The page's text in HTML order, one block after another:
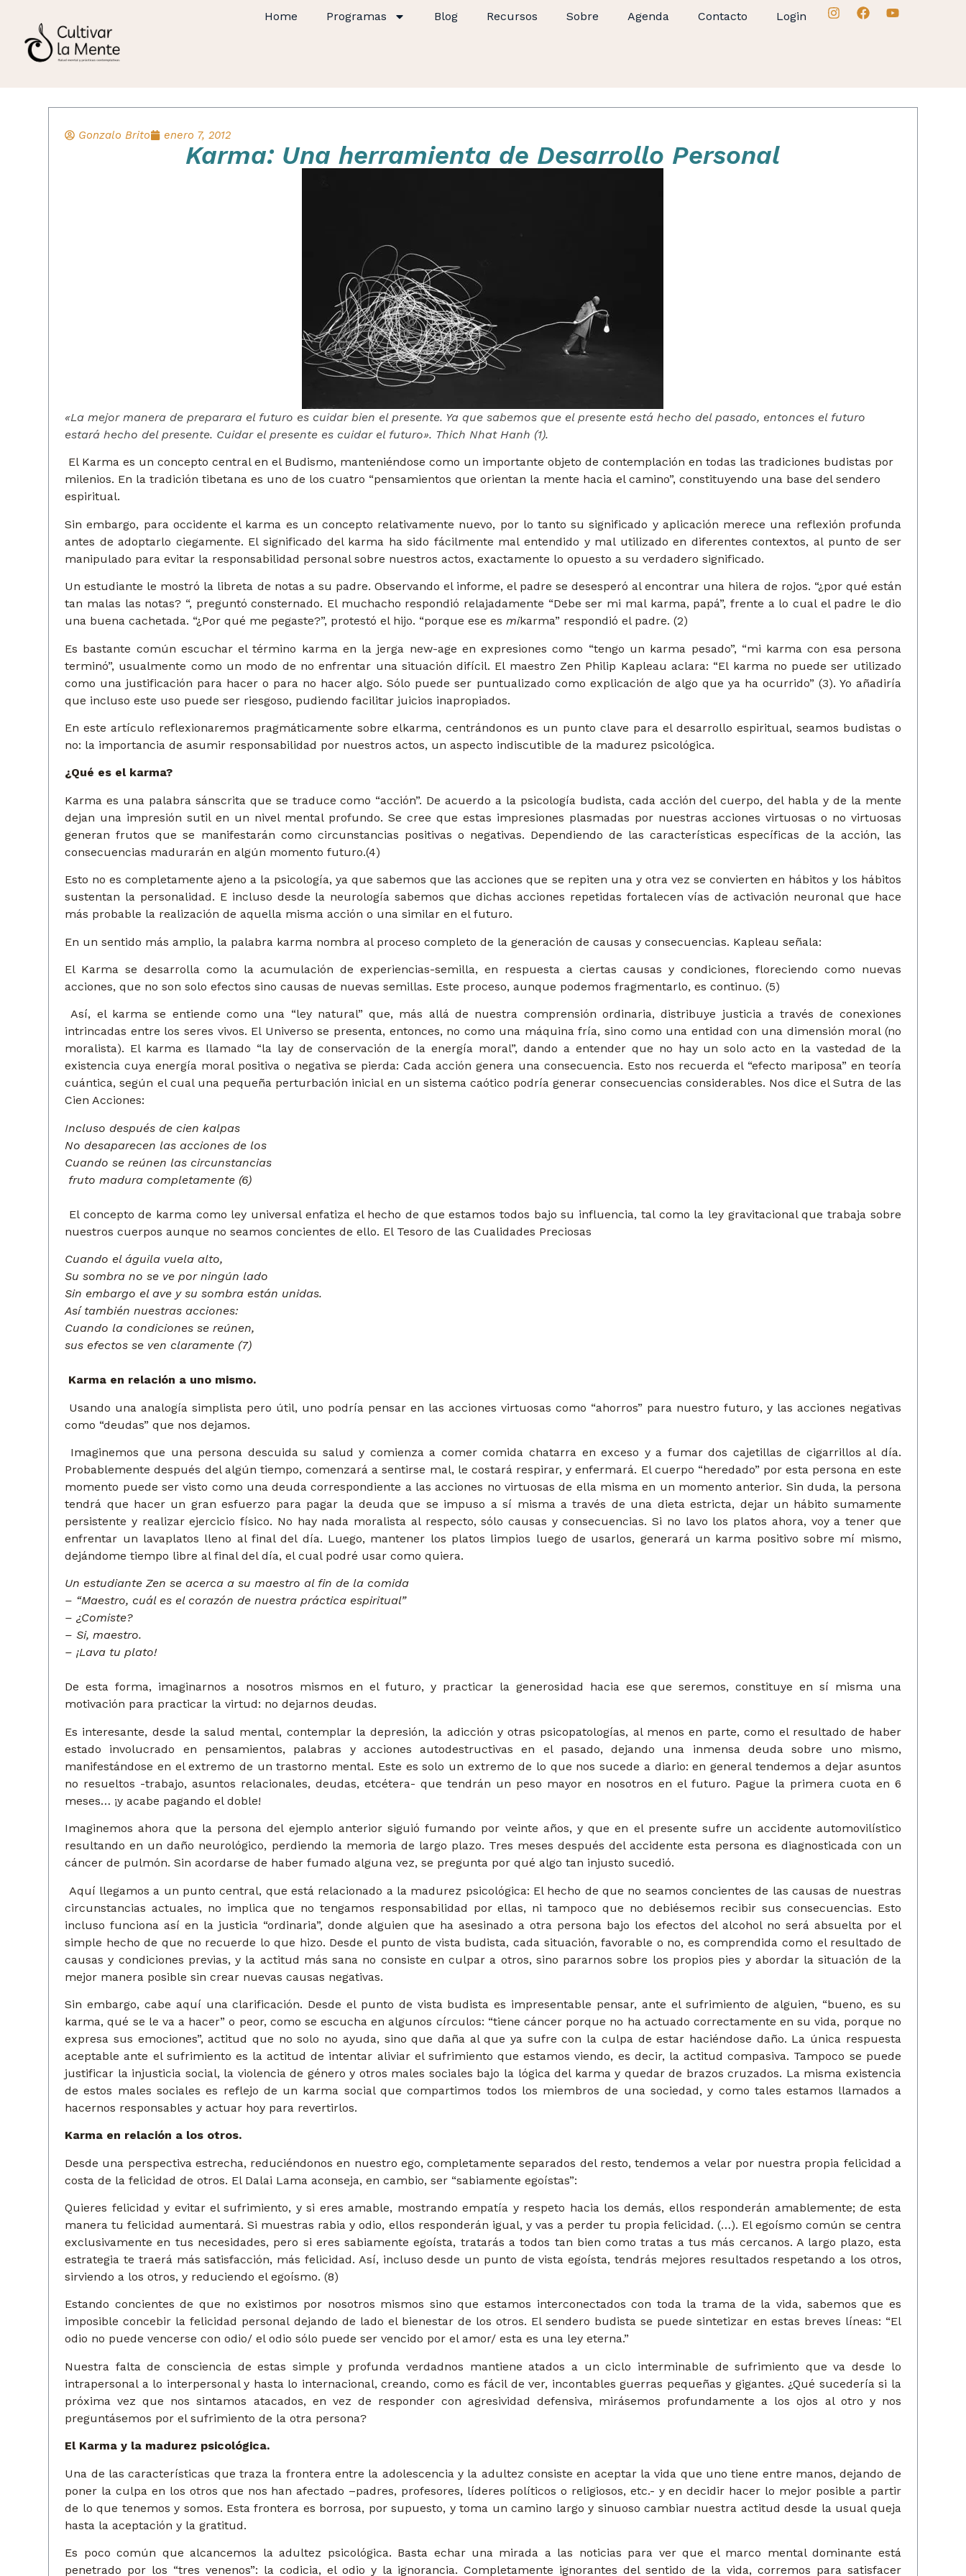
Home Programas Blog Recursos Sobre Agenda Contacto Login
Gonzalo Brito enero 7, 2012
Karma: Una herramienta de Desarrollo Personal
«La mejor manera de preparara el futuro es cuidar bien el presente. Ya que sabemos que el presente está hecho del pasado, entonces el futuro
estará hecho del presente. Cuidar el presente es cuidar el futuro». Thich Nhat Hanh (1).
El Karma es un concepto central en el Budismo, manteniéndose como un importante objeto de contemplación en todas las tradiciones budistas por
milenios. En la tradición tibetana es uno de los cuatro “pensamientos que orientan la mente hacia el camino”, constituyendo una base del sendero
espiritual.
Sin embargo, para occidente el karma es un concepto relativamente nuevo, por lo tanto su significado y aplicación merece una reflexión profunda
antes de adoptarlo ciegamente. El significado del karma ha sido fácilmente mal entendido y mal utilizado en diferentes contextos, al punto de ser
manipulado para evitar la responsabilidad personal sobre nuestros actos, exactamente lo opuesto a su verdadero significado.
Un estudiante le mostró la libreta de notas a su padre. Observando el informe, el padre se desesperó al encontrar una hilera de rojos. “¿por qué están
tan malas las notas? “, preguntó consternado. El muchacho respondió relajadamente “Debe ser mi mal karma, papá”, frente a lo cual el padre le dio
una buena cachetada. “¿Por qué me pegaste?”, protestó el hijo. “porque ese esmikarma” respondió el padre. (2)
Es bastante común escuchar el término karma en la jerga new-age en expresiones como “tengo un karma pesado”, “mi karma con esa persona
terminó”, usualmente como un modo de no enfrentar una situación difícil. El maestro Zen Philip Kapleau aclara: “El karma no puede ser utilizado
como una justificación para hacer o para no hacer algo. Sólo puede ser puntualizado como explicación de algo que ya ha ocurrido” (3). Yo añadiría
que incluso este uso puede ser riesgoso, pudiendo facilitar juicios inapropiados.
En este artículo reflexionaremos pragmáticamente sobre elkarma, centrándonos es un punto clave para el desarrollo espiritual, seamos budistas o
no: la importancia de asumir responsabilidad por nuestros actos, un aspecto indiscutible de la madurez psicológica.
¿Qué es el karma?
Karma es una palabra sánscrita que se traduce como “acción”. De acuerdo a la psicología budista, cada acción del cuerpo, del habla y de la mente
dejan una impresión sutil en un nivel mental profundo. Se cree que estas impresiones plasmadas por nuestras acciones virtuosas o no virtuosas
generan frutos que se manifestarán como circunstancias positivas o negativas. Dependiendo de las características específicas de la acción, las
consecuencias madurarán en algún momento futuro.(4)
Esto no es completamente ajeno a la psicología, ya que sabemos que las acciones que se repiten una y otra vez se convierten en hábitos y los hábitos
sustentan la personalidad. E incluso desde la neurología sabemos que dichas acciones repetidas fortalecen vías de activación neuronal que hace
más probable la realización de aquella misma acción o una similar en el futuro.
En un sentido más amplio, la palabra karma nombra al proceso completo de la generación de causas y consecuencias. Kapleau señala:
El Karma se desarrolla como la acumulación de experiencias-semilla, en respuesta a ciertas causas y condiciones, floreciendo como nuevas
acciones, que no son solo efectos sino causas de nuevas semillas. Este proceso, aunque podemos fragmentarlo, es continuo. (5)
Así, el karma se entiende como una “ley natural” que, más allá de nuestra comprensión ordinaria, distribuye justicia a través de conexiones
intrincadas entre los seres vivos. El Universo se presenta, entonces, no como una máquina fría, sino como una entidad con una dimensión moral (no
moralista). El karma es llamado “la lay de conservación de la energía moral”, dando a entender que no hay un solo acto en la vastedad de la
existencia cuya energía moral positiva o negativa se pierda: Cada acción genera una consecuencia. Esto nos recuerda el “efecto mariposa” en teoría
cuántica, según el cual una pequeña perturbación inicial en un sistema caótico podría generar consecuencias considerables. Nos dice el Sutra de las
Cien Acciones:
Incluso después de cien kalpas
No desaparecen las acciones de los
Cuando se reúnen las circunstancias
fruto madura completamente (6)
El concepto de karma como ley universal enfatiza el hecho de que estamos todos bajo su influencia, tal como la ley gravitacional que trabaja sobre
nuestros cuerpos aunque no seamos concientes de ello. El Tesoro de las Cualidades Preciosas
Cuando el águila vuela alto,
Su sombra no se ve por ningún lado
Sin embargo el ave y su sombra están unidas.
Así también nuestras acciones:
Cuando la condiciones se reúnen,
sus efectos se ven claramente (7)
Karma en relación a uno mismo.
Usando una analogía simplista pero útil, uno podría pensar en las acciones virtuosas como “ahorros” para nuestro futuro, y las acciones negativas
como “deudas” que nos dejamos.
Imaginemos que una persona descuida su salud y comienza a comer comida chatarra en exceso y a fumar dos cajetillas de cigarrillos al día.
Probablemente después del algún tiempo, comenzará a sentirse mal, le costará respirar, y enfermará. El cuerpo “heredado” por esta persona en este
momento puede ser visto como una deuda correspondiente a las acciones no virtuosas de ella misma en un momento anterior. Sin duda, la persona
tendrá que hacer un gran esfuerzo para pagar la deuda que se impuso a sí misma a través de una dieta estricta, dejar un hábito sumamente
persistente y realizar ejercicio físico. No hay nada moralista al respecto, sólo causas y consecuencias. Si no lavo los platos ahora, voy a tener que
enfrentar un lavaplatos lleno al final del día. Luego, mantener los platos limpios luego de usarlos, generará un karma positivo sobre mí mismo,
dejándome tiempo libre al final del día, el cual podré usar como quiera.
Un estudiante Zen se acerca a su maestro al fin de la comida
– “Maestro, cuál es el corazón de nuestra práctica espiritual”
– ¿Comiste?
– Si, maestro.
– ¡Lava tu plato!
De esta forma, imaginarnos a nosotros mismos en el futuro, y practicar la generosidad hacia ese que seremos, constituye en sí misma una
motivación para practicar la virtud: no dejarnos deudas.
Es interesante, desde la salud mental, contemplar la depresión, la adicción y otras psicopatologías, al menos en parte, como el resultado de haber
estado involucrado en pensamientos, palabras y acciones autodestructivas en el pasado, dejando una inmensa deuda sobre uno mismo,
manifestándose en el extremo de un trastorno mental. Este es solo un extremo de lo que nos sucede a diario: en general tendemos a dejar asuntos
no resueltos -trabajo, asuntos relacionales, deudas, etcétera- que tendrán un peso mayor en nosotros en el futuro. Pague la primera cuota en 6
meses… ¡y acabe pagando el doble!
Imaginemos ahora que la persona del ejemplo anterior siguió fumando por veinte años, y que en el presente sufre un accidente automovilístico
resultando en un daño neurológico, perdiendo la memoria de largo plazo. Tres meses después del accidente esta persona es diagnosticada con un
cáncer de pulmón. Sin acordarse de haber fumado alguna vez, se pregunta por qué algo tan injusto sucedió.
Aquí llegamos a un punto central, que está relacionado a la madurez psicológica: El hecho de que no seamos concientes de las causas de nuestras
circunstancias actuales, no implica que no tengamos responsabilidad por ellas, ni tampoco que no debiésemos recibir sus consecuencias. Esto
incluso funciona así en la justicia “ordinaria”, donde alguien que ha asesinado a otra persona bajo los efectos del alcohol no será absuelta por el
simple hecho de que no recuerde lo que hizo. Desde el punto de vista budista, cada situación, favorable o no, es comprendida como el resultado de
causas y condiciones previas, y la actitud más sana no consiste en culpar a otros, sino pararnos sobre los propios pies y abordar la situación de la
mejor manera posible sin crear nuevas causas negativas.
Sin embargo, cabe aquí una clarificación. Desde el punto de vista budista es impresentable pensar, ante el sufrimiento de alguien, “bueno, es su
karma, qué se le va a hacer” o peor, como se escucha en algunos círculos: “tiene cáncer porque no ha actuado correctamente en su vida, porque no
expresa sus emociones”, actitud que no solo no ayuda, sino que daña al que ya sufre con la culpa de estar haciéndose daño. La única respuesta
aceptable ante el sufrimiento es la actitud de intentar aliviar el sufrimiento que estamos viendo, es decir, la actitud compasiva. Tampoco se puede
justificar la injusticia social, la violencia de género y otros males sociales bajo la lógica del karma y quedar de brazos cruzados. La misma existencia
de estos males sociales es reflejo de un karma social que compartimos todos los miembros de una sociedad, y como tales estamos llamados a
hacernos responsables y actuar hoy para revertirlos.
Karma en relación a los otros.
Desde una perspectiva estrecha, reduciéndonos en nuestro ego, completamente separados del resto, tendemos a velar por nuestra propia felicidad a
costa de la felicidad de otros. El Dalai Lama aconseja, en cambio, ser “sabiamente egoístas”:
Quieres felicidad y evitar el sufrimiento, y si eres amable, mostrando empatía y respeto hacia los demás, ellos responderán amablemente; de esta
manera tu felicidad aumentará. Si muestras rabia y odio, ellos responderán igual, y vas a perder tu propia felicidad. (…). El egoísmo común se centra
exclusivamente en tus necesidades, pero si eres sabiamente egoísta, tratarás a todos tan bien como tratas a tus más cercanos. A largo plazo, esta
estrategia te traerá más satisfacción, más felicidad. Así, incluso desde un punto de vista egoísta, tendrás mejores resultados respetando a los otros,
sirviendo a los otros, y reduciendo el egoísmo. (8)
Estando concientes de que no existimos por nosotros mismos sino que estamos interconectados con toda la trama de la vida, sabemos que es
imposible concebir la felicidad personal dejando de lado el bienestar de los otros. El sendero budista se puede sintetizar en estas breves líneas: “El
odio no puede vencerse con odio/ el odio sólo puede ser vencido por el amor/ esta es una ley eterna.”
Nuestra falta de consciencia de estas simple y profunda verdadnos mantiene atados a un ciclo interminable de sufrimiento que va desde lo
intrapersonal a lo interpersonal y hasta lo internacional, creando, como es fácil de ver, incontables guerras pequeñas y gigantes. ¿Qué sucedería si la
próxima vez que nos sintamos atacados, en vez de responder con agresividad defensiva, mirásemos profundamente a los ojos al otro y nos
preguntásemos por el sufrimiento de la otra persona?
El Karma y la madurez psicológica.
Una de las características que traza la frontera entre la adolescencia y la adultez consiste en aceptar la vida que uno tiene entre manos, dejando de
poner la culpa en los otros que nos han afectado –padres, profesores, líderes políticos o religiosos, etc.- y en decidir hacer lo mejor posible a partir
de lo que tenemos y somos. Esta frontera es borrosa, por supuesto, y toma un camino largo y sinuoso cambiar nuestra actitud desde la usual queja
hasta la aceptación y la gratitud.
Es poco común que alcancemos la adultez psicológica. Basta echar una mirada a las noticias para ver que el marco mental dominante está
penetrado por los “tres venenos”: la codicia, el odio y la ignorancia. Completamente ignorantes del sentido de la vida, corremos para satisfacer